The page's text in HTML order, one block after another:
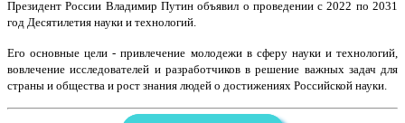
Президент России Владимир Путин объявил о проведении с 2022 по 2031
год Десятилетия науки и технологий.
Его основные цели - привлечение молодежи в сферу науки и технологий,
вовлечение исследователей и разработчиков в решение важных задач для
страны и общества и рост знания людей о достижениях Российской науки.